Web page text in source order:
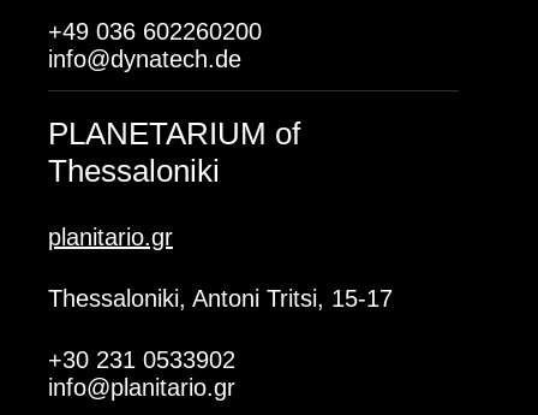
+49 036 602260200
info@dynatech.de
PLANETARIUM of
Thessaloniki
planitario.gr
Thessaloniki, Antoni Tritsi, 15-17
+30 231 0533902
info@planitario.gr